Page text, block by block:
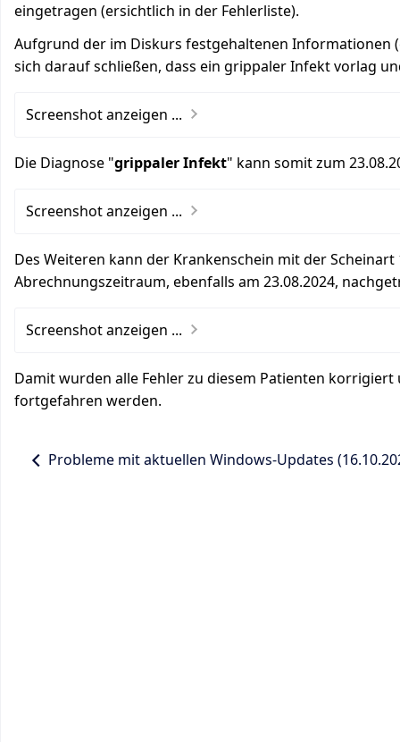
eingetragen (ersichtlich in der Fehlerliste).
Aufgrund der im Diskurs festgehaltenen Informationen
sich darauf schließen, dass ein grippaler Infekt vorlag
Screenshot anzeigen ...
Die Diagnose "grippaler Infekt" kann somit zum
Screenshot anzeigen ...
Des Weiteren kann der Krankenschein mit der
Abrechnungszeitraum, ebenfalls am 23.08.2024,
Screenshot anzeigen ...
Damit wurden alle Fehler zu diesem Patienten
fortgefahren werden.
Probleme mit aktuellen Windows-Updates